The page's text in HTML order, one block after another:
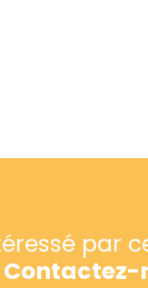
par
Contactez-